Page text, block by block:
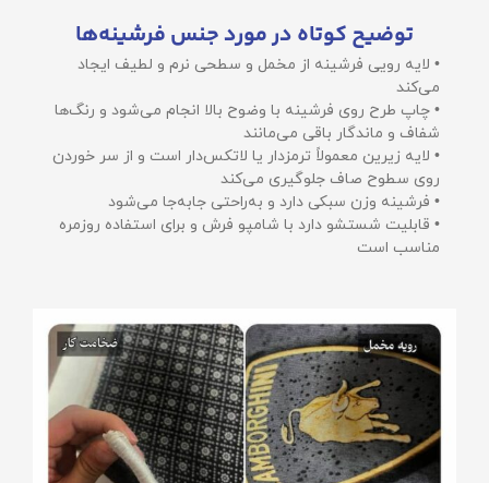
توضیح کوتاه در مورد جنس فرشینه‌ها
• لایه رویی فرشینه از مخمل و سطحی نرم و لطیف ایجاد
می‌کند
• چاپ طرح روی فرشینه با وضوح بالا انجام می‌شود و رنگ‌ها
شفاف و ماندگار باقی می‌مانند
• لایه زیرین معمولاً ترمزدار یا لاتکس‌دار است و از سر خوردن
روی سطوح صاف جلوگیری می‌کند
• فرشینه وزن سبکی دارد و به‌راحتی جابه‌جا می‌شود
• قابلیت شستشو دارد با شامپو فرش و برای استفاده روزمره
مناسب است